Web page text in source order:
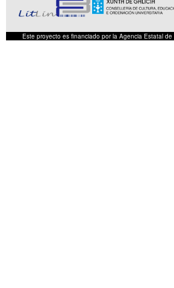
Este proyecto es financiado por la Agencia Estatal